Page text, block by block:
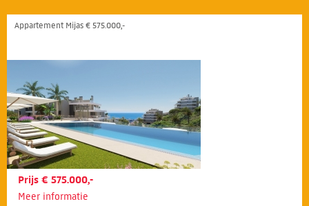
Appartement Mijas € 575.000,-
Prijs € 575.000,-
Meer informatie